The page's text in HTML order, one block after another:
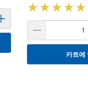
★★★★★
★★★★★
카트에